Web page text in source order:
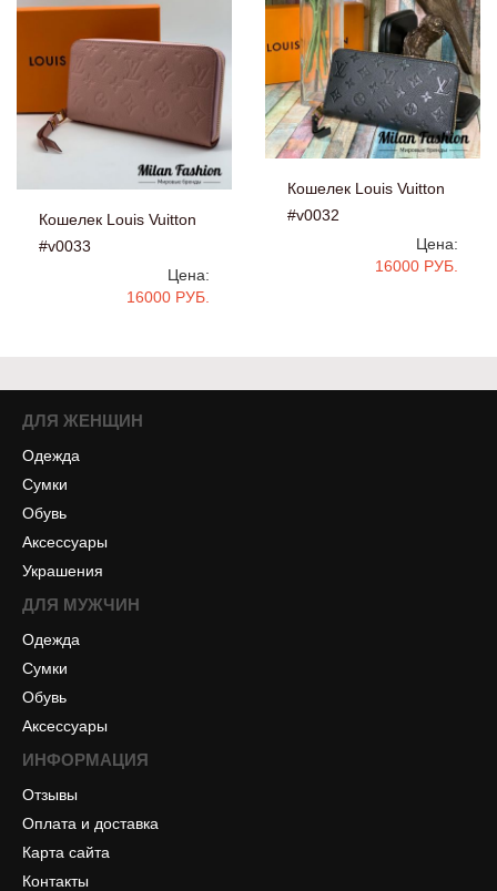
Кошелек Louis Vuitton
#v0032
Цена:
16000 РУБ.
Кошелек Louis Vuitton
#v0033
Цена:
16000 РУБ.
ДЛЯ ЖЕНЩИН
Одежда
Сумки
Обувь
Аксессуары
Украшения
ДЛЯ МУЖЧИН
Одежда
Сумки
Обувь
Аксессуары
ИНФОРМАЦИЯ
Отзывы
Оплата и доставка
Карта сайта
Контакты